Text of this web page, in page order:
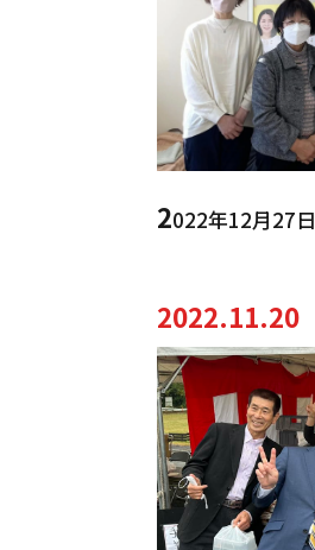
2022年12月27日
2022.11.20